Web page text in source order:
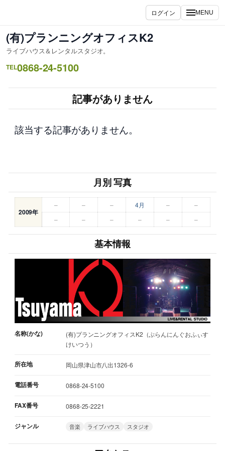
を
ス
キ
ッ
ログイン MENU
(有)プランニングオフィスK2
ライブハウス＆レンタルスタジオ。
TEL0868-24-5100
記事がありません
該当する記事がありません。
月別 写真
2009年
– – – 4月 –
–
–
– – – – –
基本情報
名称(かな)
(有)プランニングオフィスK2（ぷらんにんぐおふぃす
けいつう）
所在地 岡山県津山市八出1326-6
電話番号 0868-24-5100
FAX番号 0868-25-2221
ジャンル 音楽 ライブハウス スタジオ